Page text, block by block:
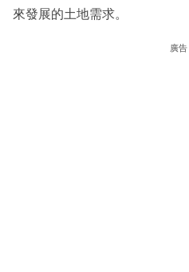
來發展的土地需求。
廣告